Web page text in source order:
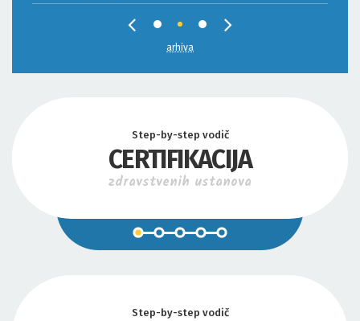
arhiva
Step-by-step vodič
CERTIFIKACIJA
zdravstvenih ustanova
Step-by-step vodič